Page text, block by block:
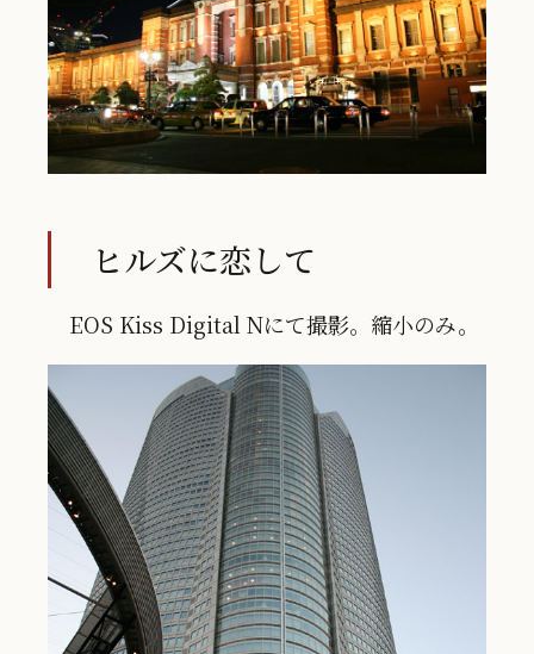
ヒルズに恋して
EOS Kiss Digital Nにて撮影。縮小のみ。